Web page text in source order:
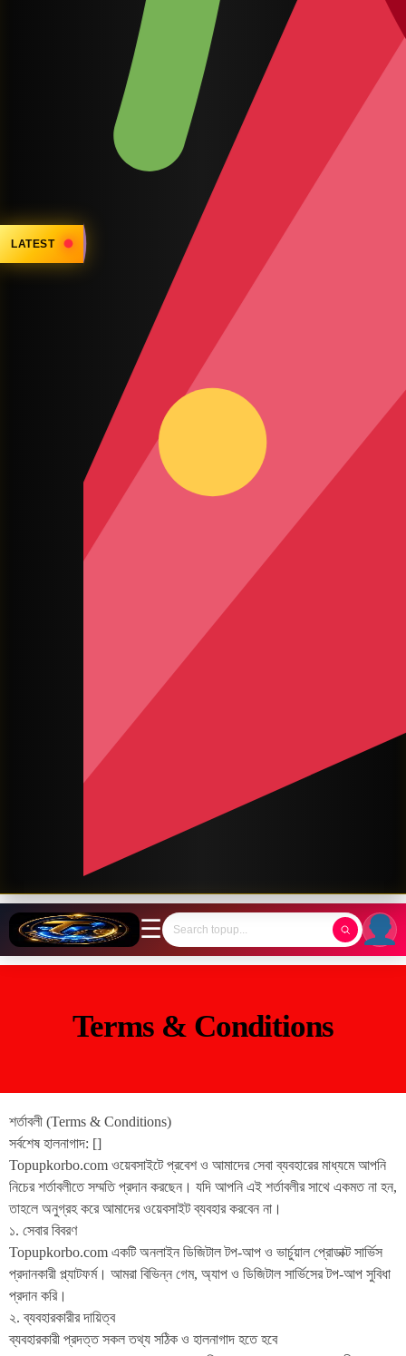
LATEST
☰
Terms & Conditions
শর্তাবলী (Terms & Conditions)
সর্বশেষ হালনাগাদ: []
Topupkorbo.com ওয়েবসাইটে প্রবেশ ও আমাদের সেবা ব্যবহারের মাধ্যমে আপনি
নিচের শর্তাবলীতে সম্মতি প্রদান করছেন। যদি আপনি এই শর্তাবলীর সাথে একমত না হন,
তাহলে অনুগ্রহ করে আমাদের ওয়েবসাইট ব্যবহার করবেন না।
১. সেবার বিবরণ
Topupkorbo.com একটি অনলাইন ডিজিটাল টপ-আপ ও ভার্চুয়াল প্রোডাক্ট সার্ভিস
প্রদানকারী প্ল্যাটফর্ম। আমরা বিভিন্ন গেম, অ্যাপ ও ডিজিটাল সার্ভিসের টপ-আপ সুবিধা
প্রদান করি।
২. ব্যবহারকারীর দায়িত্ব
ব্যবহারকারী প্রদত্ত সকল তথ্য সঠিক ও হালনাগাদ হতে হবে